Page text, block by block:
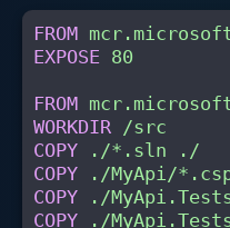
FROM
EXPOSE 80
FROM
WORKDIR /src
COPY ./*.sln ./
COPY ./MyApi/
COPY ./
COPY ./